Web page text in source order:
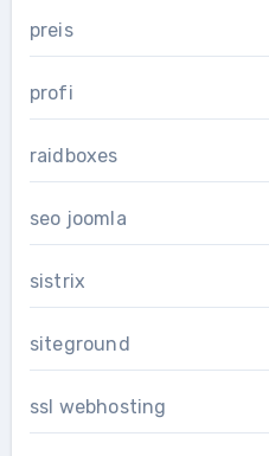
preis
profi
raidboxes
seo joomla
sistrix
siteground
ssl webhosting